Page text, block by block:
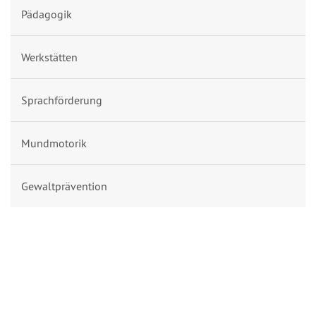
Pädagogik
Werkstätten
Sprachförderung
Mundmotorik
Gewaltprävention